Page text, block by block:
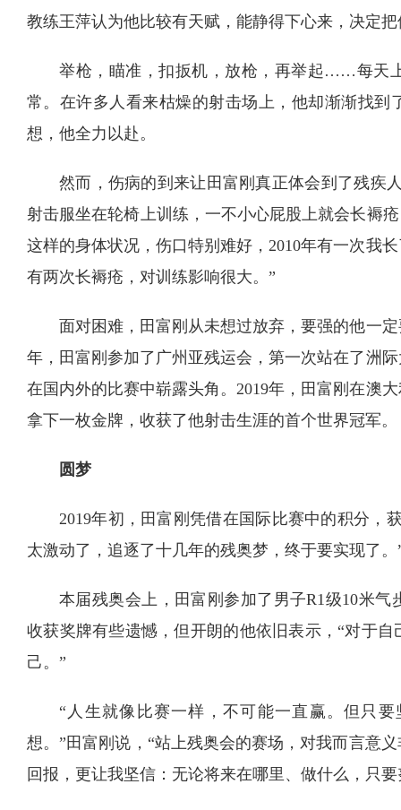
教练王萍认为他比较有天赋，能静得下心来，决定
举枪，瞄准，扣扳机，放枪，再举起……每天
常。在许多人看来枯燥的射击场上，他却渐渐找到
想，他全力以赴。
然而，伤病的到来让田富刚真正体会到了残疾
射击服坐在轮椅上训练，一不小心屁股上就会长褥
这样的身体状况，伤口特别难好，2010年有一次我
有两次长褥疮，对训练影响很大。”
面对困难，田富刚从未想过放弃，要强的他一
年，田富刚参加了广州亚残运会，第一次站在了洲
在国内外的比赛中崭露头角。2019年，田富刚在澳
拿下一枚金牌，收获了他射击生涯的首个世界冠军。
圆梦
2019年初，田富刚凭借在国际比赛中的积分，
太激动了，追逐了十几年的残奥梦，终于要实现了。
本届残奥会上，田富刚参加了男子R1级10米
收获奖牌有些遗憾，但开朗的他依旧表示，“对于
己。”
“人生就像比赛一样，不可能一直赢。但只
想。”田富刚说，“站上残奥会的赛场，对我而言意
回报，更让我坚信：无论将来在哪里、做什么，只